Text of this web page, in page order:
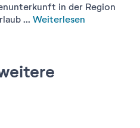
in der Region
... Weiterlesen